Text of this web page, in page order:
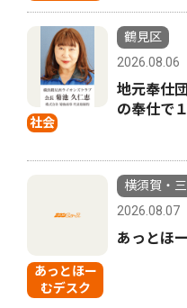
社会
鶴見区
2026.08.06
地元奉仕
の奉仕で
あっとほー
むデスク
横須賀・
2026.08.07
あっとほ